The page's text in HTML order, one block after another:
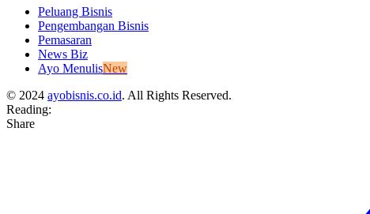
Peluang Bisnis
Pengembangan Bisnis
Pemasaran
News Biz
Ayo MenulisNew
© 2024 ayobisnis.co.id. All Rights Reserved.
Reading:
Share